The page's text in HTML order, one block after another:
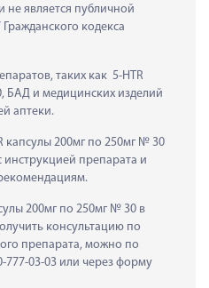
не является публичной
кодекса
таких как  5-HTR
БАД и медицинских изделий
аптеки.
капсулы 200мг по 250мг № 30
инструкцией препарата и
200мг по 250мг № 30 в
консультацию по
препарата, можно по
777-03-03 или через форму